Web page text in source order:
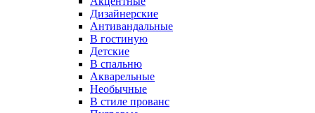
Дизайнерские
Антивандальные
В гостиную
Детские
В спальню
Акварельные
Необычные
В стиле прованс